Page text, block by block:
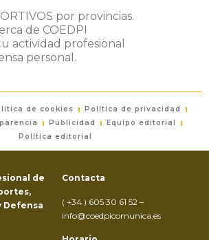
por provincias.
de COEDPI
actividad profesional
personal.
de cookies
Política de privacidad
Publicidad
Equipo editorial
Política editorial
de
Defensa
Contacta
( +34 ) 605 30 61 52 –
info@coedpicomunica.es